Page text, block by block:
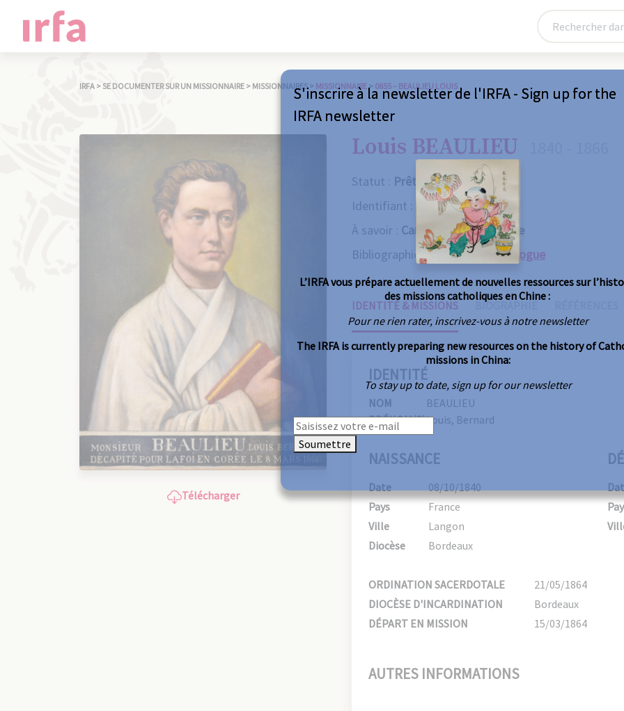
IRFA >SE DOCUMENTER SUR UN MISSIONNAIRE > MISSIONNAIRES > MISSIONNAIRE> 0855 – BEAULIEU LOUIS
Télécharger
Louis BEAULIEU
Statut : Prêtre
Identifiant : 0855
À savoir : Canonisé, Mort violente
Bibliographie :Consulter le catalogue
IDENTITÉ & MISSIONS BIOGRAPHIE
IDENTITÉ
NOM
BEAULIEU
PRÉNOM(S)Louis, Bernard
NAISSANCE
Date
08/10/1840
Pays
France
Ville
Langon
Diocèse
Bordeaux
ORDINATION SACERDOTALE
21/05/1864
DIOCÈSE D'INCARDINATION
Bordeaux
DÉPART EN MISSION
15/03/1864
AUTRES INFORMATIONS
S'inscrire à la newsletter de l'IRFA - Sign up for the
IRFA newsletter
L’IRFA vous prépare actuellement de nouvelles ressources sur
des missions catholiques en Chine :
Pour ne rien rater, inscrivez-vous à notre newsletter
The IRFA is currently preparing new resources on the history of
missions in China:
To stay up to date, sign up for our newsletter
Soumettre